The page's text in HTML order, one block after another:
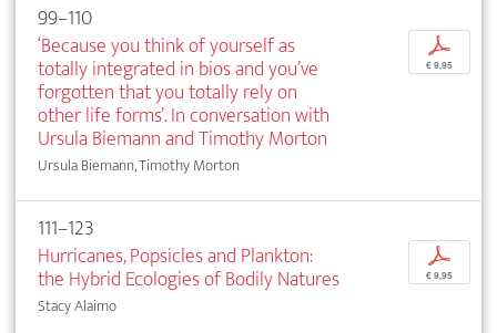
99–110
‘Because you think of yourself as
totally integrated in bios and you’ve
forgotten that you totally rely on
other life forms’. In conversation with
Ursula Biemann and Timothy Morton
Ursula Biemann, Timothy Morton
p
€ 9,95
111–123
Hurricanes, Popsicles and Plankton:
the Hybrid Ecologies of Bodily Natures
Stacy Alaimo
p
€ 9,95